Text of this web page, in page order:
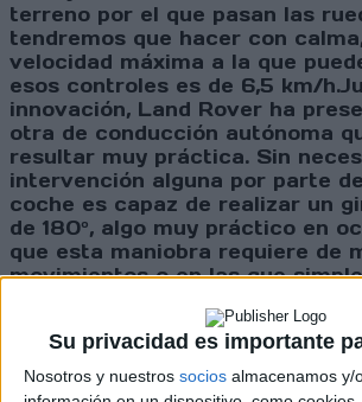
Su privacidad es importante
Nosotros y nuestros socios almacenamos y/
terreno por el que pasan las
tendremos que hacer con
velocidad máxima a la que
esos controles es de 6,5 km/
innovación, Land Rover ha
otra de conducción autónoma
resultar muy práctica. Sin
intervención alguna por parte
coche es capaz de realizar un
de 180º, algo muy práctico en
que esta maniobra requiere de
movimientos o en las que
funcionamiento real de estos
un vistazo al vídeo: